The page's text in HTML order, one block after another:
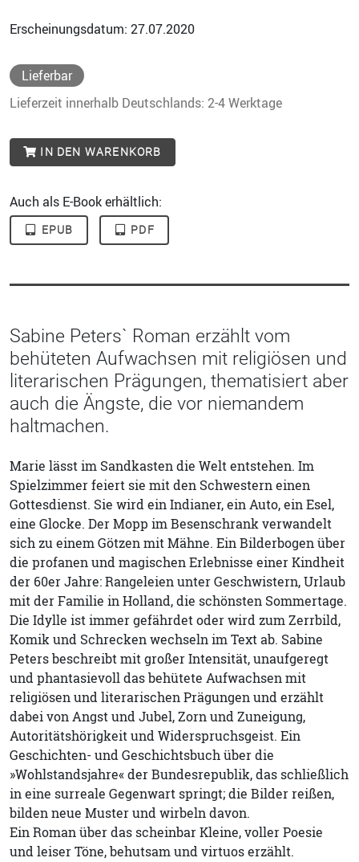
Erscheinungsdatum: 27.07.2020
Lieferbar
Lieferzeit innerhalb Deutschlands: 2-4 Werktage
IN DEN WARENKORB
Auch als E-Book erhältlich:
EPUB PDF
Sabine Peters` Roman erzählt vom
behüteten Aufwachsen mit religiösen und
literarischen Prägungen, thematisiert aber
auch die Ängste, die vor niemandem
haltmachen.
Marie lässt im Sandkasten die Welt entstehen. Im
Spielzimmer feiert sie mit den Schwestern einen
Gottesdienst. Sie wird ein Indianer, ein Auto, ein Esel,
eine Glocke. Der Mopp im Besenschrank verwandelt
sich zu einem Götzen mit Mähne. Ein Bilderbogen über
die profanen und magischen Erlebnisse einer Kindheit
der 60er Jahre: Rangeleien unter Geschwistern, Urlaub
mit der Familie in Holland, die schönsten Sommertage.
Die Idylle ist immer gefährdet oder wird zum Zerrbild,
Komik und Schrecken wechseln im Text ab. Sabine
Peters beschreibt mit großer Intensität, unaufgeregt
und phantasievoll das behütete Aufwachsen mit
religiösen und literarischen Prägungen und erzählt
dabei von Angst und Jubel, Zorn und Zuneigung,
Autoritätshörigkeit und Widerspruchsgeist. Ein
Geschichten- und Geschichtsbuch über die
»Wohlstandsjahre« der Bundesrepublik, das schließlich
in eine surreale Gegenwart springt; die Bilder reißen,
bilden neue Muster und wirbeln davon.
Ein Roman über das scheinbar Kleine, voller Poesie
und leiser Töne, behutsam und virtuos erzählt.